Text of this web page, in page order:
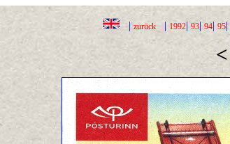
| zurück| 1992| 93|94| 95|
<